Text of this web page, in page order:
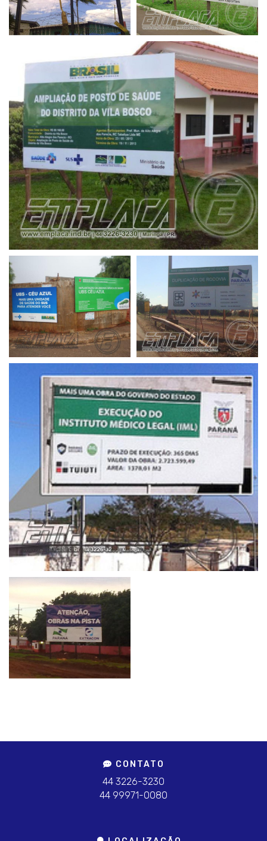
CONTATO
44 3226-3230
44 99971-0080